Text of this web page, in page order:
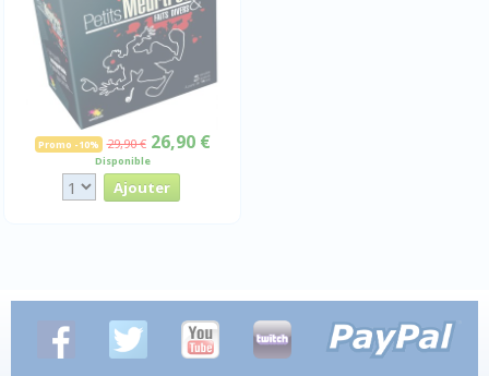
Promo -10% 29,90 € 26,90 €
Disponible